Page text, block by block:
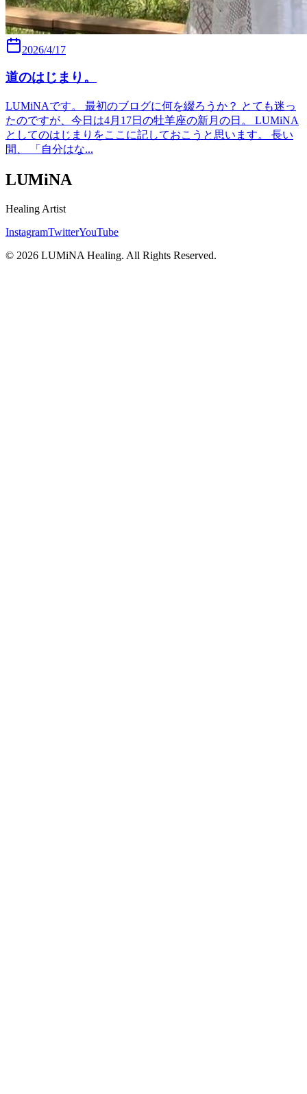
2026/4/17
道のはじまり。
LUMiNAです。 最初のブログに何を綴ろうか？ とても迷っ
たのですが、今日は4月17日の牡羊座の新月の日。 LUMiNA
としてのはじまりをここに記しておこうと思います。 長い
間、 「自分はな...
LUMiNA
Healing Artist
InstagramTwitterYouTube
© 2026 LUMiNA Healing. All Rights Reserved.